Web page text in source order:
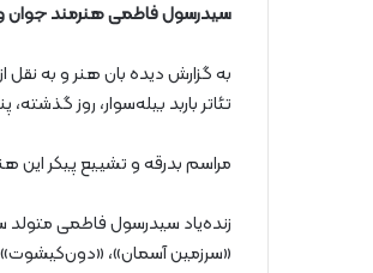
سیدرسول فاطمی هنرمند جوان و
به گزارش دیده بان هنر و به نقل
تئاتر باربد بیله‌سوار، روز
مراسم بدرقه و تشییع پیکر این
«سرزمین آسمان»، «دون‌کیشوت» و «۱۳۲۰» کار گروه تئاتر باربد بیله‌سوار